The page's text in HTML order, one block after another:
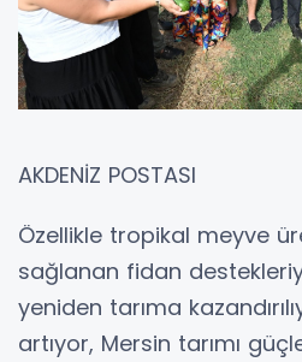
AKDENİZ POSTASI
Özellikle tropikal meyve
sağlanan fidan
yeniden tarıma
artıyor, Mersin tarımı